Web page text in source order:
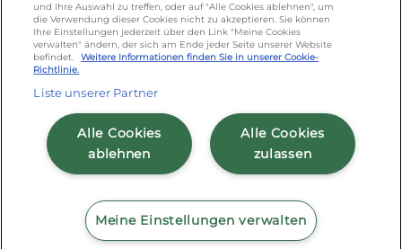
Cookie Richtlinie Sitemap/Datenschutz
Impressum
AGB
und Ihre Auswahl zu treffen, oder auf "Alle Cookies ablehnen", um
die Verwendung dieser Cookies nicht zu akzeptieren. Sie können
Ihre Einstellungen jederzeit über den Link "Meine Cookies
verwalten" ändern, der sich am Ende jeder Seite unserer Website
befindet.
Weitere Informationen finden Sie in unserer Cookie-
Richtlinie.
Liste unserer Partner
Alle Cookies
zulassen
Alle Cookies
ablehnen
Meine Einstellungen verwalten